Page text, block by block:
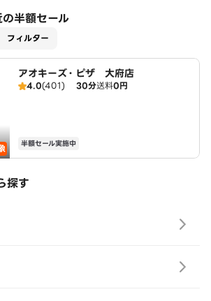
半額セール
フィルター
アオキーズ・ピザ 大府店
4.0(401) 30分送料0円
半額セール実施中
探す